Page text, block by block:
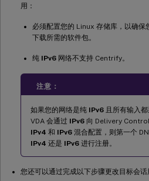
用：
必须配置您的 Linux 存储库，以确保
下载所需的软件包。
纯 IPv6 网络不支持 Centrify。
注意：
如果您的网络是纯 IPv6 且所有输入
VDA 会通过 IPv6 向 Delivery
IPv4 和 IPv6 混合配置，则第一个
IPv4 还是 IPv6 进行注册。
您还可以通过完成以下步骤更改目标会话